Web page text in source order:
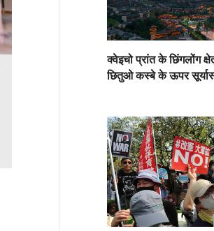
डाउनटाउन में रोबोट डॉग नववर्ष मनाने
परेड में विज्ञान व प्रौद्योगिकी और चीनी
शानदार सांस्कृतिक माहौल ने स्थानीय
क्वेइचो प्रांत के छिंगलोंग
छितुओ कस्बे के ऊपर